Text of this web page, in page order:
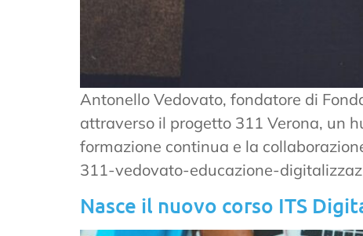
Antonello Vedovato, fondatore di
attraverso il progetto 311 Verona, un
formazione continua e la
311-vedovato-educazione-
Nasce il nuovo corso ITS